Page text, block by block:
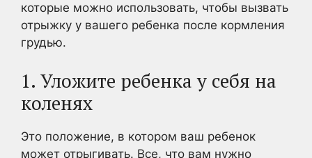
которые можно использовать, чтобы вызвать
отрыжку у вашего ребенка после кормления
грудью.
1. Уложите ребенка у себя на
коленях
Это положение, в котором ваш ребенок
может отрыгивать. Все, что вам нужно